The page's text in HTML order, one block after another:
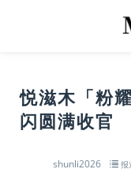
悦滋木「粉
闪圆满收官
shunli2026 报